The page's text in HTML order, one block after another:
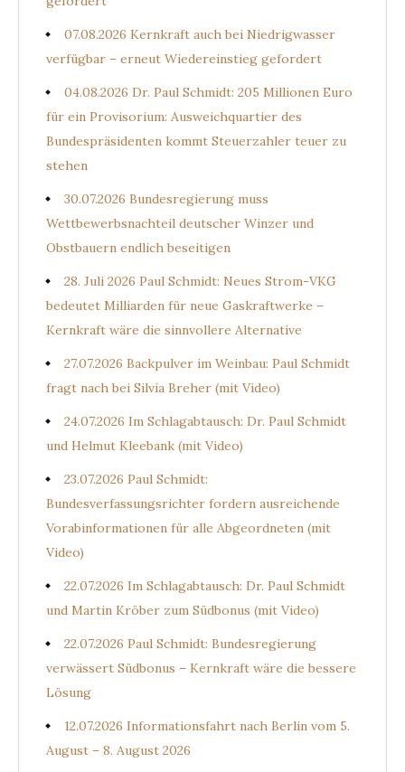
07.08.2026 Kernkraft auch bei Niedrigwasser
verfügbar – erneut Wiedereinstieg gefordert
04.08.2026 Dr. Paul Schmidt: 205 Millionen Euro
für ein Provisorium: Ausweichquartier des
Bundespräsidenten kommt Steuerzahler teuer zu
stehen
30.07.2026 Bundesregierung muss
Wettbewerbsnachteil deutscher Winzer und
Obstbauern endlich beseitigen
28. Juli 2026 Paul Schmidt: Neues Strom-VKG
bedeutet Milliarden für neue Gaskraftwerke –
Kernkraft wäre die sinnvollere Alternative
27.07.2026 Backpulver im Weinbau: Paul Schmidt
fragt nach bei Silvia Breher (mit Video)
24.07.2026 Im Schlagabtausch: Dr. Paul Schmidt
und Helmut Kleebank (mit Video)
23.07.2026 Paul Schmidt:
Bundesverfassungsrichter fordern ausreichende
Vorabinformationen für alle Abgeordneten (mit
Video)
22.07.2026 Im Schlagabtausch: Dr. Paul Schmidt
und Martin Kröber zum Südbonus (mit Video)
22.07.2026 Paul Schmidt: Bundesregierung
verwässert Südbonus – Kernkraft wäre die bessere
Lösung
12.07.2026 Informationsfahrt nach Berlin vom 5.
August – 8. August 2026